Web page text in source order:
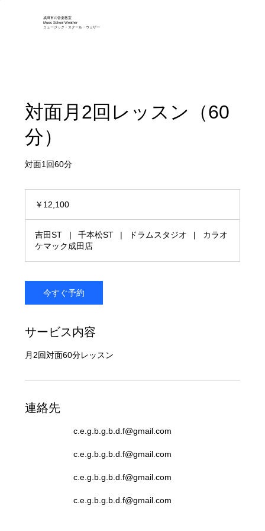
成田市の音楽教室
Music School Weather
ミュージック・スクール・ウェザー
対面月2回レッスン（60
分）
対面1回60分
￥12,100
吉田ST | 千本松ST | ドラムスタジオ |
カラオ
ケマック成田店
今すぐ予約
サービス内容
月2回対面60分レッスン
連絡先
c.e.g.b.g.b.d.f@gmail.com
c.e.g.b.g.b.d.f@gmail.com
c.e.g.b.g.b.d.f@gmail.com
c.e.g.b.g.b.d.f@gmail.com